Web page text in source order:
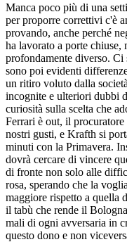
Manca poco più di una
per proporre correttivi c'è
provando, anche perché
ha lavorato a porte
profondamente diverso.
sono poi evidenti
un ritiro voluto dalla
incognite e ulteriori dubbi
curiosità sulla scelta che
Ferrari è out, il
nostri gusti, e Krafth si
minuti con la Primavera.
dovrà cercare di vincere
di fronte non solo alle
rosa, sperando che la
maggiore rispetto a quella
il tabù che rende il
mali di ogni avversaria in
questo dono e non